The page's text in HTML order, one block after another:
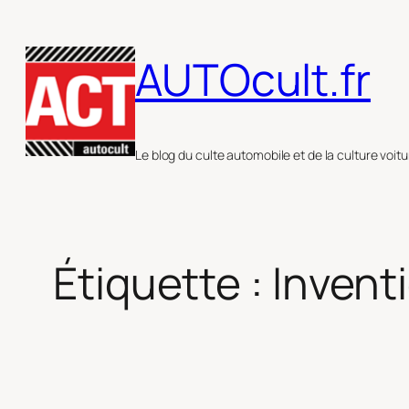
au
contenu
AUTOcult.fr
Le blog du culte automobile et de la culture
Étiquette :